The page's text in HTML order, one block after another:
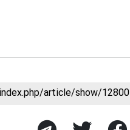
article/show/12800